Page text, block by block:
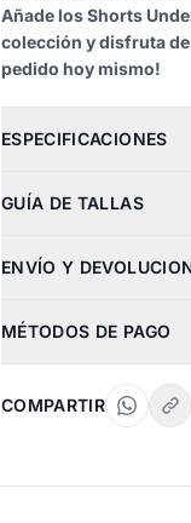
Añade los Shorts
colección y disfruta
pedido hoy mismo!
ESPECIFICACIONES
GUÍA DE TALLAS
ENVÍO Y
MÉTODOS DE PAGO
COMPARTIR